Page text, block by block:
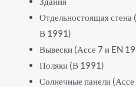
Отдельностоящая
В 1991)
Вывески (Ассе 7 и EN
Поляки (В 1991)
Солнечные панели